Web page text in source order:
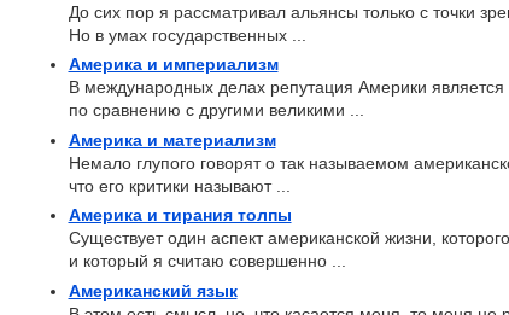
До сих пор я рассматривал альянсы только с точки
Но в умах государственных ...
Америка и империализм
В международных делах репутация Америки
по сравнению с другими великими ...
Америка и материализм
Немало глупого говорят о так называемом
что его критики называют ...
Америка и тирания толпы
Существует один аспект американской жизни,
и который я считаю совершенно ...
Американский язык